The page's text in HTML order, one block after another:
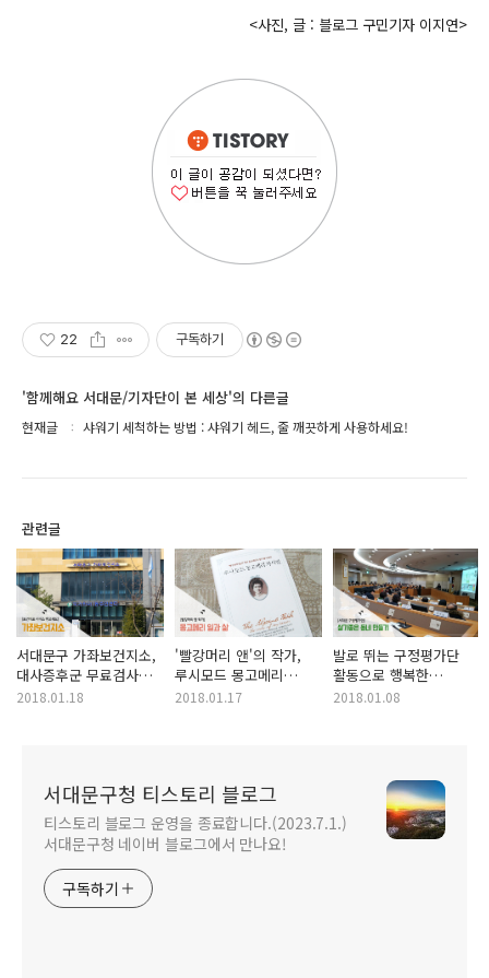
<사진, 글 : 블로그 구민기자 이지연>
22 구독하기
'함께해요 서대문/기자단이 본 세상'의 다른글
현재글 샤워기 세척하는 방법 : 샤워기 헤드, 줄 깨끗하게 사용하세요!
관련글
서대문구 가좌보건지소,
대사증후군 무료검사
받으세요!
2018.01.18
'빨강머리 앤'의 작가,
루시모드 몽고메리
자서전을 읽고
2018.01.17
발로 뛰는 구정평가단
활동으로 행복한
서대문구~
2018.01.08
서대문구청 티스토리 블로그
티스토리 블로그 운영을 종료합니다.(2023.7.1.)
서대문구청 네이버 블로그에서 만나요!
구독하기